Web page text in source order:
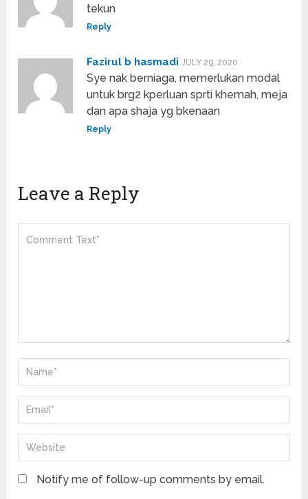
tekun
Reply
Fazirul b hasmadi JULY 29, 2020
Sye nak berniaga, memerlukan modal
untuk brg2 kperluan sprti khemah, meja
dan apa shaja yg bkenaan
Reply
Leave a Reply
Notify me of follow-up comments by email.